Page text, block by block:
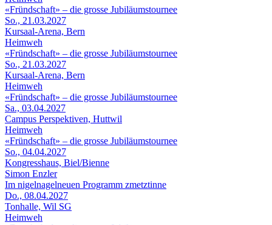
«Fründschaft» – die grosse Jubiläumstournee
So., 21.03.2027
Kursaal-Arena, Bern
Heimweh
«Fründschaft» – die grosse Jubiläumstournee
So., 21.03.2027
Kursaal-Arena, Bern
Heimweh
«Fründschaft» – die grosse Jubiläumstournee
Sa., 03.04.2027
Campus Perspektiven, Huttwil
Heimweh
«Fründschaft» – die grosse Jubiläumstournee
So., 04.04.2027
Kongresshaus, Biel/Bienne
Simon Enzler
Im nigelnagelneuen Programm zmetztinne
Do., 08.04.2027
Tonhalle, Wil SG
Heimweh